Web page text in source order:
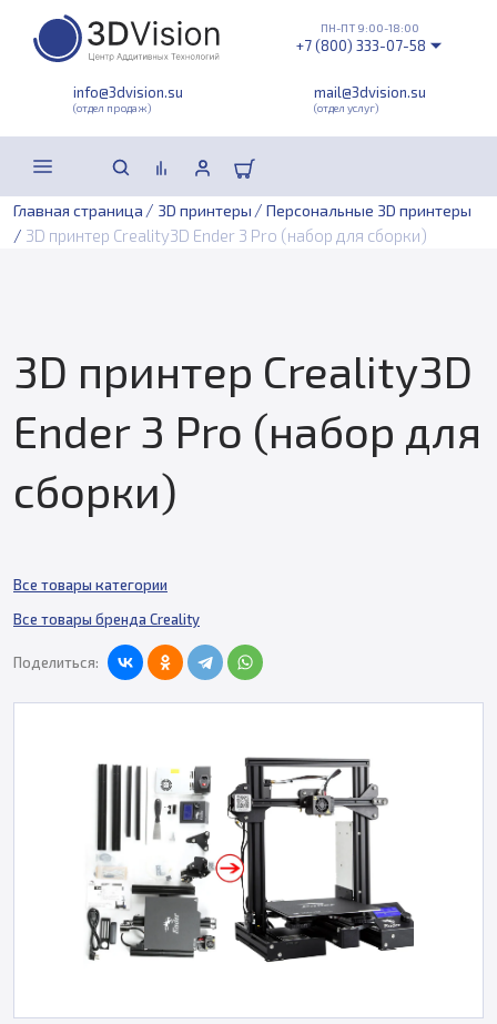
info@3dvision.su
(отдел продаж)
mail@3dvision.su
(отдел услуг)
ПН-ПТ 9:00-18:00
+7 (800) 333-07-58
Главная страница / 3D принтеры / Персональные 3D принтеры
/ 3D принтер Creality3D Ender 3 Pro (набор для сборки)
3D принтер Creality3D
Ender 3 Pro (набор для
сборки)
Все товары категории
Все товары бренда Creality
Поделиться: